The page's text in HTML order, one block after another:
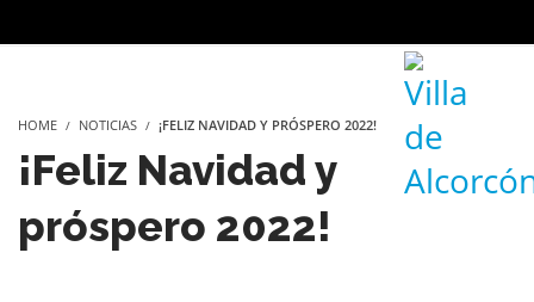
HOME NOTICIAS ¡FELIZ NAVIDAD Y PRÓSPERO 2022!
¡Feliz Navidad y
próspero 2022!